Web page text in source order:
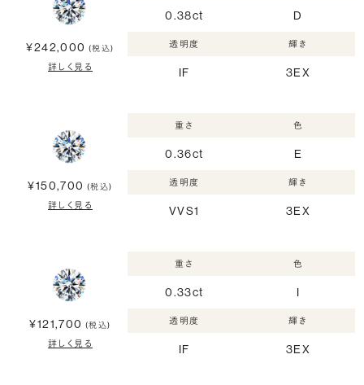
¥242,000 (税込)
詳しく見る
0.38ct D
透明度
IF
輝き
3EX
¥150,700 (税込)
詳しく見る
重さ
0.36ct
色
E
透明度
VVS1
輝き
3EX
¥121,700 (税込)
詳しく見る
重さ
0.33ct
色
I
透明度
IF
輝き
3EX